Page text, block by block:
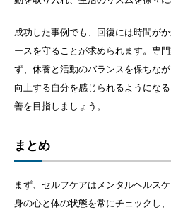
成功した事例でも、回復には時間が
ースを守ることが求められます。専
ず、休養と活動のバランスを保ちな
向上する自分を感じられるようにな
善を目指しましょう。
まとめ
まず、セルフケアはメンタルヘルス
身の心と体の状態を常にチェックし